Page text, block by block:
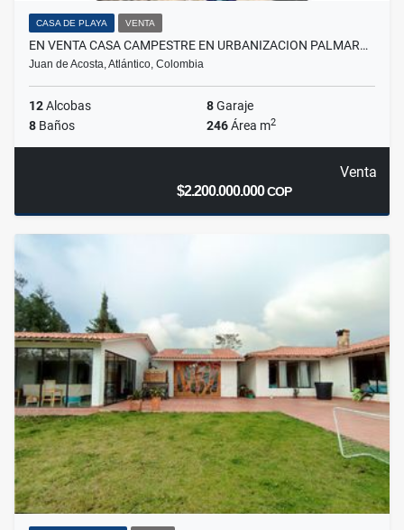
CASA DE PLAYA VENTA
EN VENTA CASA CAMPESTRE EN URBANIZACION PALMAR…
Juan de Acosta, Atlántico, Colombia
12Alcobas 8Garaje
8 Baños 246Área m2
Venta
$2.200.000.000COP